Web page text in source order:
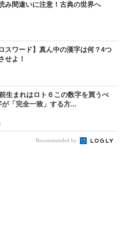
み間違いに注意！古典の世界へ
スワード】真ん中の漢字は何？4つ
せよ！
生まれはロト６この数字を買うべ
が「完全一致」する方...
Recommended by